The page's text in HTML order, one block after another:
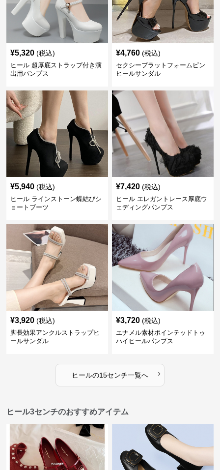
¥5,320 (税込)
ヒール 超厚底ストラップ付き演
出用パンプス
¥4,760 (税込)
セクシープラットフォームピン
ヒールサンダル
¥5,940 (税込)
ヒール ラインストーン蝶結びシ
ョートブーツ
¥7,420 (税込)
ヒール エレガントレース厚底ウ
ェディングパンプス
¥3,920 (税込)
脚長効果アンクルストラップヒ
ールサンダル
¥3,720 (税込)
エナメル素材ポインテッドトゥ
ハイヒールパンプス
ヒールの15センチ一覧へ ›
ヒール3センチのおすすめアイテム